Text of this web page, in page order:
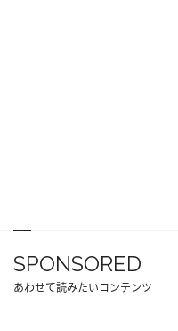
SPONSORED
あわせて読みたいコンテンツ